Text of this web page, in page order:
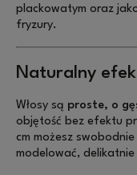
plackowatym oraz
fryzury.
Naturalny
Włosy są proste, o
objętość bez efektu
cm możesz
modelować,